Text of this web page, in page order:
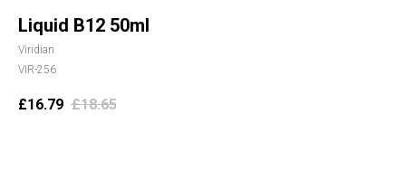
Liquid B12 50ml
Viridian
VIR-256
£16.79 £18.65